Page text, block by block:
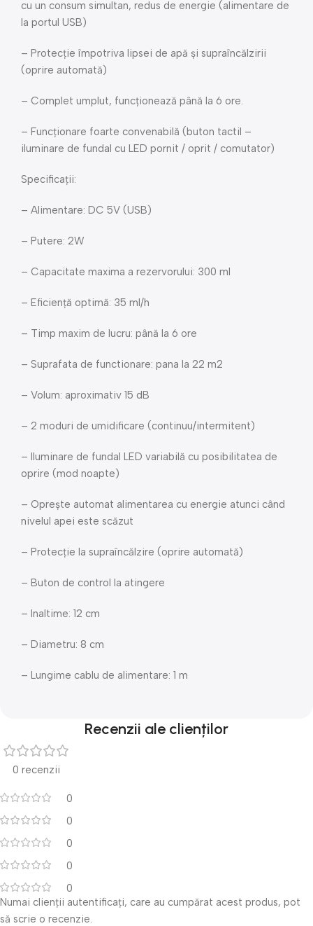
cu un consum simultan, redus de energie (alimentare de
la portul USB)
– Protecție împotriva lipsei de apă și supraîncălzirii
(oprire automată)
– Complet umplut, funcționează până la 6 ore.
– Funcționare foarte convenabilă (buton tactil –
iluminare de fundal cu LED pornit / oprit / comutator)
Specificații:
– Alimentare: DC 5V (USB)
– Putere: 2W
– Capacitate maxima a rezervorului: 300 ml
– Eficiență optimă: 35 ml/h
– Timp maxim de lucru: până la 6 ore
– Suprafata de functionare: pana la 22 m2
– Volum: aproximativ 15 dB
– 2 moduri de umidificare (continuu/intermitent)
– Iluminare de fundal LED variabilă cu posibilitatea de
oprire (mod noapte)
– Oprește automat alimentarea cu energie atunci când
nivelul apei este scăzut
– Protecție la supraîncălzire (oprire automată)
– Buton de control la atingere
– Inaltime: 12 cm
– Diametru: 8 cm
– Lungime cablu de alimentare: 1 m
Recenzii ale clienților
0 recenzii
0
0
0
0
0
Numai clienții autentificați, care au cumpărat acest produs, pot
să scrie o recenzie.